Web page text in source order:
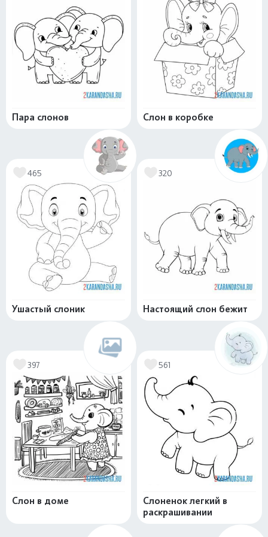
Пара слонов Слон в коробке
465
Ушастый слоник
320
Настоящий слон бежит
397
Слон в доме
561
Слоненок легкий в
раскрашивании